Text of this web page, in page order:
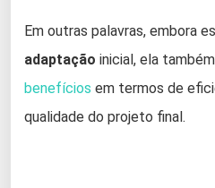
Em outras palavras, embora
adaptação inicial, ela
benefícios em termos de
qualidade do projeto final.